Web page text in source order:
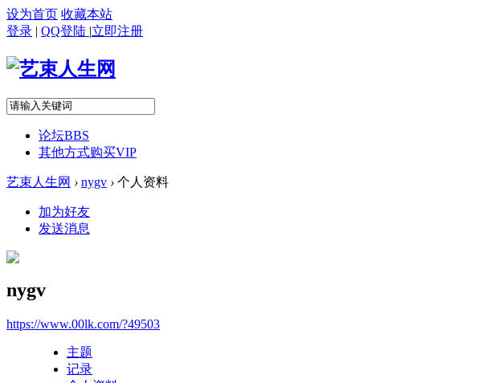
设为首页 收藏本站
登录 | QQ登陆 |立即注册
论坛BBS
其他方式购买VIP
艺束人生网 › nygv › 个人资料
加为好友
发送消息
nygv
https://www.00lk.com/?49503
主题
记录